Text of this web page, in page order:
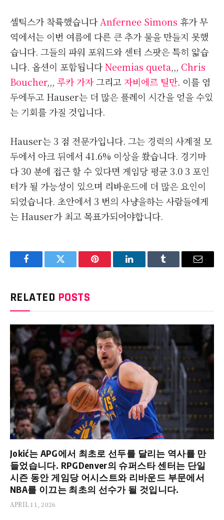
셀틱스가 착륙했습니다 Anfernee Simons 휴가 무
역에서는 이번 여름에 다른 큰 추가 물을 만들지 못했
습니다. 그들의 파워 포워드와 센터 스팟은 특히 얇습
니다. 옵션이 포함됩니다Neemias queta,,, Chris
Boucher,,, 루카 가자그리고자비에르 틸만. 이를 염
두에두고 Hauser는 더 많은 플레이 시간을 얻을 수있
는 기회를 가질 것입니다.
Hauser는 3 점 전문가입니다. 그는 경력의 사계절 모
두에서 아크 뒤에서 41.6% 이상을 쐈습니다. 경기마
다 30 분에 접근 할 수 있다면 게임당 평균 3.0 3 포인
터가 될 가능성이 있으며 리바운드에 더 많은 요인이
되었습니다. 초안에서 3 번의 사냥을하는 사람들에게
는 Hauser가 최고 목표가되어야합니다.
FacebookTwitter Pinterest LinkedInTumblr Email
RELATED POSTS
Jokić는 APG에서 최초로 선두를 달리는 역사를 만
들었습니다. RPGDenver의 슈퍼스타 센터는 단일
시즌 동안 게임당 어시스트와 리바운드 부문에서
NBA를 이끄는 최초의 선수가 될 것입니다.
APRIL 11, 2026